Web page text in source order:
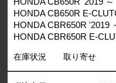
HONDA CB650R E-
HONDA CBR650R '2019
HONDA CBR650R E-
在庫状況 取り寄せ